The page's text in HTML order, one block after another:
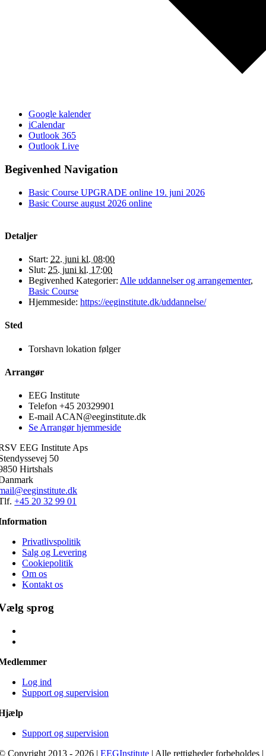
Google kalender
iCalendar
Outlook 365
Outlook Live
Begivenhed Navigation
Basic Course UPGRADE online 19. juni 2026
Basic Course august 2026 online
Detaljer
Start: 22. juni kl. 08:00
Slut: 25. juni kl. 17:00
Begivenhed Kategorier: Alle uddannelser og arrangementer,
Basic Course
Hjemmeside: https://eeginstitute.dk/uddannelse/
Sted
Torshavn lokation følger
Arrangør
EEG Institute
Telefon +45 20329901
E-mail ACAN@eeginstitute.dk
Se Arrangør hjemmeside
EEG Institute Aps
50
Hirtshals
+45 20 32 99 01
Privatlivspolitik
Salg og Levering
Cookiepolitik
Om os
Kontakt os
sprog
Log ind
Support og supervision
Support og supervision
Copyright 2013 - 2026 |EEGInstitute | Alle rettigheder forbeholdes |